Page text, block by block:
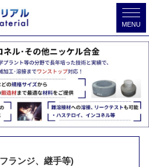
MENU
ランジ、継手等)